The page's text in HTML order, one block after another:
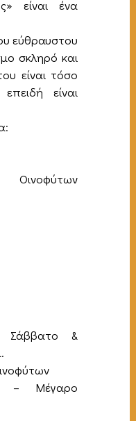
είναι ένα
εύθραυστου
σκληρό και
είναι τόσο
είναι
Σάββατο &
– Μέγαρο